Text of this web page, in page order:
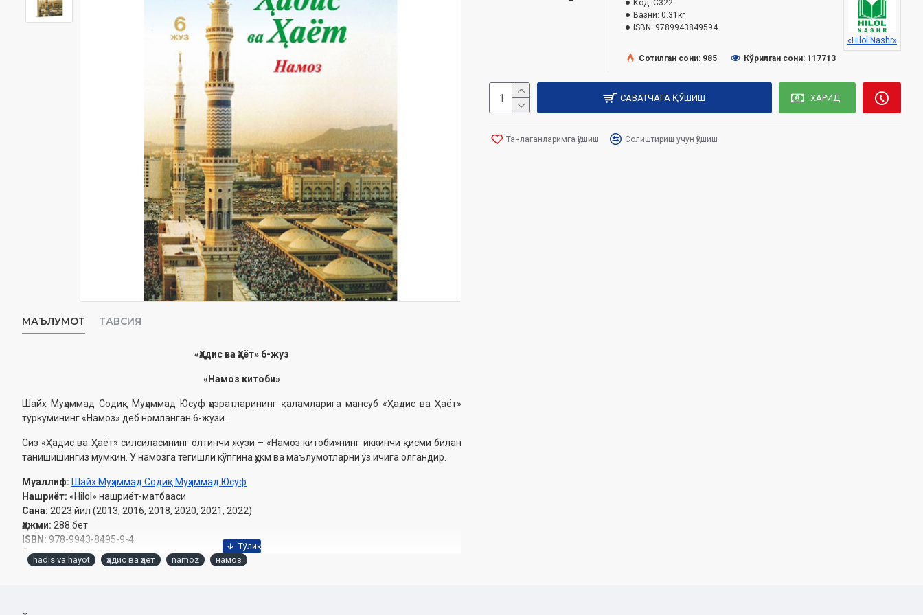
МАЪЛУМОТ ТАВСИЯ
«Ҳадис ва Ҳаёт» 6-жуз
«Намоз китоби»
Шайх Муҳаммад Содиқ Муҳаммад Юсуф ҳазратларининг қаламларига мансуб «Ҳадис ва Ҳаёт»
туркумининг «Намоз» деб номланган 6-жузи.
Сиз «Ҳадис ва Ҳаёт» силсиласининг олтинчи жузи – «Намоз китоби»нинг иккинчи қисми билан
танишишингиз мумкин. У намозга тегишли кўпгина ҳукм ва маълумотларни ўз ичига олгандир.
Муаллиф: Шайх Муҳаммад Содиқ Муҳаммад Юсуф
Нашриёт: «Hilol» нашриёт-матбааси
Сана: 2023 йил (2013, 2016, 2018, 2020, 2021, 2022)
Ҳажми: 288 бет
ISBN: 978-9943-8495-9-4
Ўлчами:84×108/32
Муқоваси:қаттиқ
Код: C322
Вазни: 0.31кг
ISBN: 9789943849594
«Hilol Nashr»
Сотилган сони: 985
Кўрилган сони: 117713
САВАТЧАГА ҚЎШИШ ХАРИД
Танлаганларимга қўшиш Солиштириш учун қўшиш
hadis va hayot ҳадис ва ҳаёт namoz намоз